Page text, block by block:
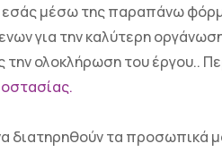
μέσω της παραπάνω
για την καλύτερη
την ολοκλήρωση του έργου..
διατηρηθούν τα προσωπικά